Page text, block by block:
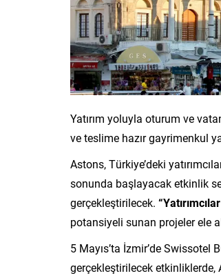
Yatırım yoluyla oturum ve
ve teslime hazır gayrimenkul
Astons, Türkiye’deki
sonunda başlayacak etkinlik
gerçekleştirilecek.
potansiyeli sunan projeler ele
5 Mayıs’ta İzmir’de
gerçekleştirilecek etkinliklerde,